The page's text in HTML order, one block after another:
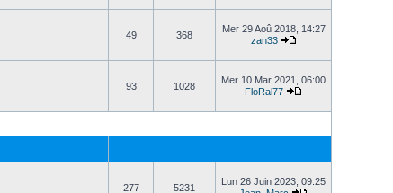
49 368
Mer 29 Aoû 2018, 14:27
zan33
93 1028
Mer 10 Mar 2021, 06:00
FloRal77
277 5231
Lun 26 Juin 2023, 09:25